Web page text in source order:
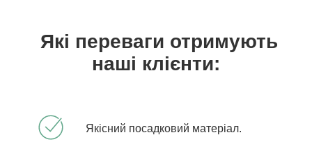
Які переваги отримують
наші клієнти:
Якісний посадковий матеріал.